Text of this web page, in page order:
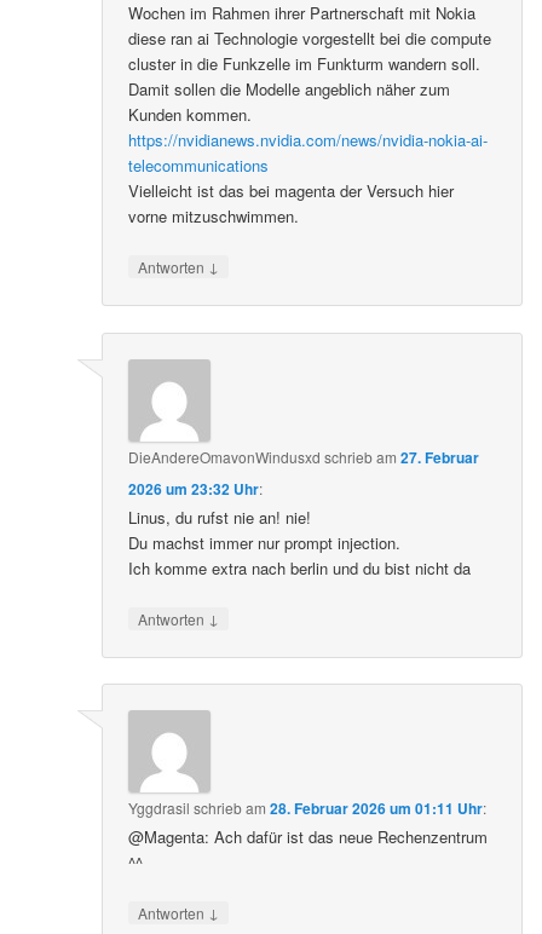
Wochen im Rahmen ihrer Partnerschaft mit Nokia
diese ran ai Technologie vorgestellt bei die compute
cluster in die Funkzelle im Funkturm wandern soll.
Damit sollen die Modelle angeblich näher zum
Kunden kommen.
https://nvidianews.nvidia.com/news/nvidia-nokia-ai-
telecommunications
Vielleicht ist das bei magenta der Versuch hier
vorne mitzuschwimmen.
Antworten ↓
DieAndereOmavonWindusxd schriebam27. Februar
2026 um 23:32 Uhr:
Linus, du rufst nie an! nie!
Du machst immer nur prompt injection.
Ich komme extra nach berlin und du bist nicht da
Antworten ↓
Yggdrasil schriebam28. Februar 2026 um 01:11 Uhr:
@Magenta: Ach dafür ist das neue Rechenzentrum
^^
Antworten ↓